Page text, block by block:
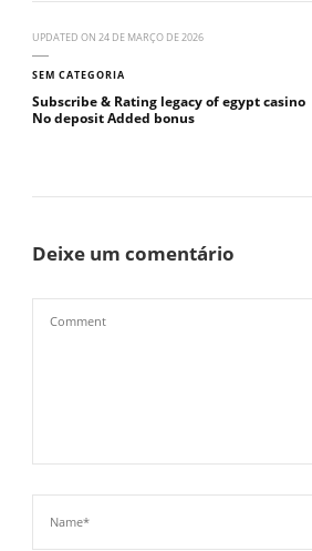
UPDATED ON 24 DE MARÇO DE 2026
SEM CATEGORIA
Subscribe & Rating legacy of egypt casino
No deposit Added bonus
Deixe um comentário